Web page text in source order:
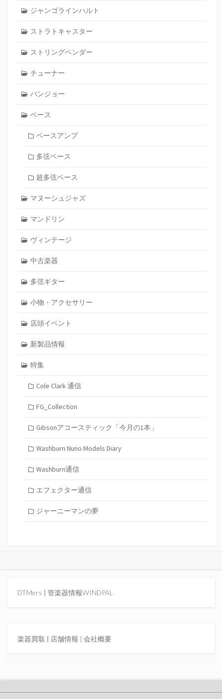
ジャンゴラインハルト
ストラトキャスター
ストリングベンダー
チューナー
バンジョー
ベース
ベースアンプ
多弦ベース
超多弦ベース
マヌーシュジャズ
マンドリン
ヴィンテージ
中古楽器
多弦ギター
小物・アクセサリー
店頭イベント
新製品情報
特集
Cole Clark 通信
FG_Collection
Gibsonアコースティック「今月の1本」
Washburn Nuno Models Diary
Washburn通信
エフェクター通信
ジャーニーマンの夢
DTMers | 管楽器情報WINDPAL
楽器買取 | 店舗情報 | 会社概要